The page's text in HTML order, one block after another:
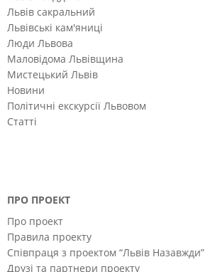
Львів сакральний
Львівські кам'яниці
Люди Львова
Маловідома Львівщина
Мистецький Львів
Новини
Політичні екскурсії Львовом
Статті
ПРО ПРОЕКТ
Про проект
Правила проекту
Співпраця з проектом “Львів Назавжди”
Друзі та партнери проекту